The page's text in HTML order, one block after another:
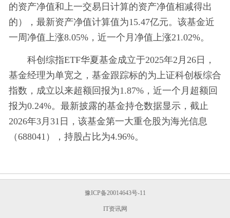
的资产净值和上一交易日计算的资产净值相减得出
的），最新资产净值计算值为15.47亿元。该基金近
一周净值上涨8.05%，近一个月净值上涨21.02%。
科创综指ETF华夏基金成立于2025年2月26日，
基金经理为单宽之，基金跟踪标的为上证科创板综合
指数，成立以来超额回报为1.87%，近一个月超额回
报为0.24%。最新披露的基金持仓数据显示，截止
2026年3月31日，该基金第一大重仓股为海光信息
（688041），持股占比为4.96%。
豫ICP备20014643号-11
IT资讯网